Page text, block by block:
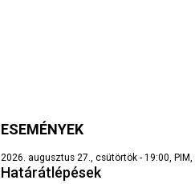
ESEMÉNYEK
2026. augusztus 27., csütörtök - 19:00, PIM,
Határátlépések